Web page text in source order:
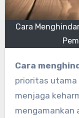
Cara
Cara
prioritas utama
menjaga
mengamankan